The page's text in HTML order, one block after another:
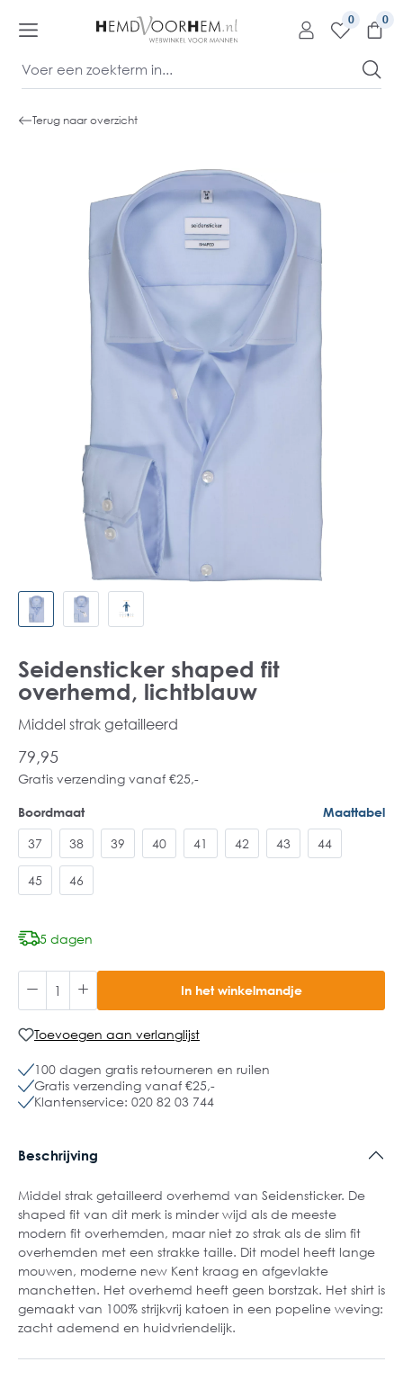
0
Terug naar overzicht
Seidensticker shaped fit
overhemd, lichtblauw
Middel strak getailleerd
79,95
Gratis verzending vanaf €25,-
Boordmaat Maattabel
37 38 39 40 41 42 43 44
45 46
5 dagen
In het winkelmandje
Toevoegen aan verlanglijst
100 dagen gratis retourneren en ruilen
Gratis verzending vanaf €25,-
Klantenservice: 020 82 03 744
Beschrijving
Middel strak getailleerd overhemd van Seidensticker. De
shaped fit van dit merk is minder wijd als de meeste
modern fit overhemden, maar niet zo strak als de slim fit
overhemden met een strakke taille. Dit model heeft lange
mouwen, moderne new Kent kraag en afgevlakte
manchetten. Het overhemd heeft geen borstzak. Het shirt is
gemaakt van 100% strijkvrij katoen in een popeline weving:
zacht ademend en huidvriendelijk.